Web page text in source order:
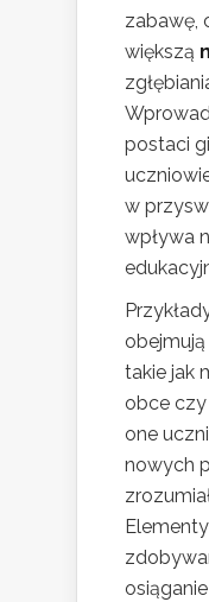
zabawę,
większą
postaci
w
wpływa
takie jak
obce czy
one
nowych